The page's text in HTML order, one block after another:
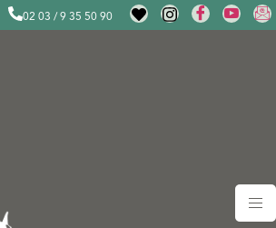
02 03 / 9 35 50 90